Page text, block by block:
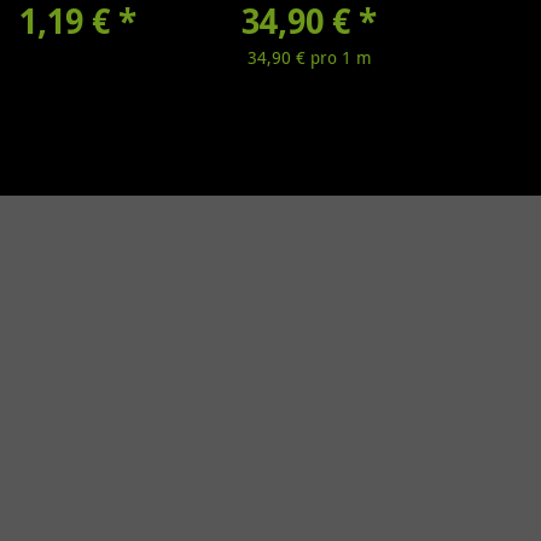
1,19 € * Lumen/m
34,90 € *
34,90 € pro 1 m